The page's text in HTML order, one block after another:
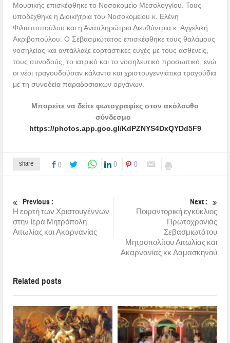
Μουσικής επισκέφθηκε το Νοσοκομείο Μεσολογγίου. Τους
υποδέχθηκε η Διοικήτρια του Νοσοκομείου κ. Ελένη
Φιλιπποπούλου και η Αναπληρώτρια Διευθύντρια κ. Αγγελική
Ακριβοπούλου. Ο Σεβασμιώτατος επισκέφθηκε τους θαλάμους
νοσηλείας και αντάλλαξε εορταστικές ευχές με τους ασθενείς,
τους συνοδούς, το ιατρικό και το νοσηλευτικό προσωπικό, ενώ
οι νέοι τραγουδούσαν κάλαντα και χριστουγεννιάτικα τραγούδια
με τη συνοδεία παραδοσιακών οργάνων.
Μπορείτε να δείτε φωτογραφίες στον ακόλουθο
σύνδεσμο
https://photos.app.goo.gl/KdPZNYS4DxQYDd5F9
share 0 0 0
Previous :
Η εορτή των Χριστουγέννων
στην Ιερά Μητρόπολη
Αιτωλίας και Ακαρνανίας
Next :
Ποιμαντορική εγκύκλιος
Πρωτοχρονιάς
Σεβασμιωτάτου
Μητροπολίτου Αιτωλίας και
Ακαρνανίας κκ Δαμασκηνού
Related posts